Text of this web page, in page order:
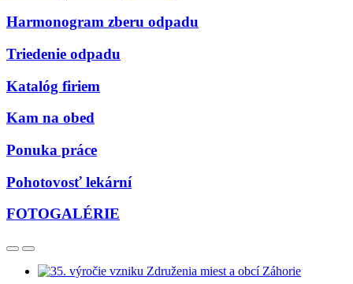
Harmonogram zberu odpadu
Triedenie odpadu
Katalóg firiem
Kam na obed
Ponuka práce
Pohotovosť lekární
FOTOGALÉRIE